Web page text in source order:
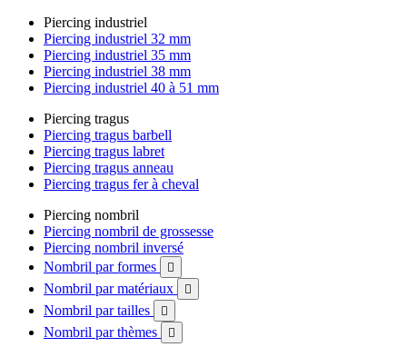
Piercing industriel
Piercing industriel 32 mm
Piercing industriel 35 mm
Piercing industriel 38 mm
Piercing industriel 40 à 51 mm
Piercing tragus
Piercing tragus barbell
Piercing tragus labret
Piercing tragus anneau
Piercing tragus fer à cheval
Piercing nombril
Piercing nombril de grossesse
Piercing nombril inversé
Nombril par formes

Nombril par matériaux 
Nombril par tailles 
Nombril par thèmes 